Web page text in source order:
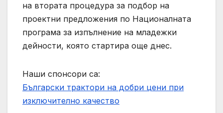
на втората процедура за подбор на
проектни предложения по Националната
програма за изпълнение на младежки
дейности, която стартира още днес.
Наши спонсори са:
Български трактори на добри цени при
изключително качество